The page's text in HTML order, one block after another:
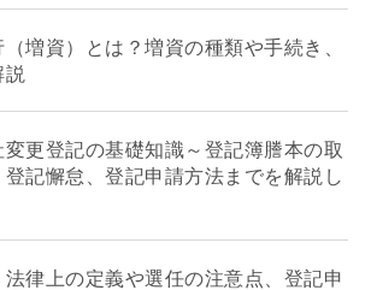
増資）とは？増資の種類や手続き、
更登記の基礎知識～登記簿謄本の取
記懈怠、登記申請方法までを解説し
律上の定義や選任の注意点、登記申